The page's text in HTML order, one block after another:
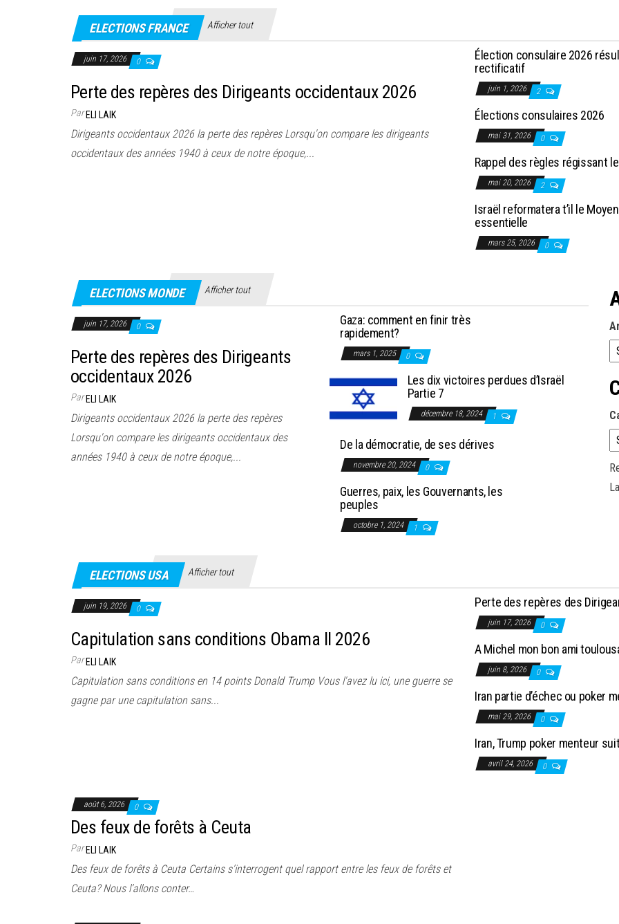
ELECTIONS FRANCE Afficher tout
juin 17, 2026 0
Perte des repères des Dirigeants occidentaux 2026
ParELI LAIK
Dirigeants occidentaux 2026 la perte des repères Lorsqu'on compare les dirigeants
occidentaux des années 1940 à ceux de notre époque,...
Élection consulaire 2026
rectificatif
juin 1, 2026 2
Élections consulaires 2026
mai 31, 2026 0
Rappel des règles régissant
mai 20, 2026 2
Israël reformatera t’il le
essentielle
mars 25, 2026 0
ELECTIONS MONDE Afficher tout
juin 17, 2026 0
Perte des repères des Dirigeants
occidentaux 2026
ParELI LAIK
Dirigeants occidentaux 2026 la perte des repères
Lorsqu'on compare les dirigeants occidentaux des
années 1940 à ceux de notre époque,...
Gaza: comment en finir très
rapidement?
mars 1, 2025 0
Les dix victoires perdues d’Israël
Partie 7
décembre 18, 2024 1
De la démocratie, de ses dérives
novembre 20, 2024 0
Guerres, paix, les Gouvernants, les
peuples
octobre 1, 2024 1
ELECTIONS USA Afficher tout
juin 19, 2026 0
Capitulation sans conditions Obama II 2026
ParELI LAIK
Capitulation sans conditions en 14 points Donald Trump Vous l'avez lu ici, une guerre se
gagne par une capitulation sans...
Perte des repères des
juin 17, 2026 0
A Michel mon bon ami
juin 8, 2026 0
Iran partie d’échec ou poker
mai 29, 2026 0
Iran, Trump poker menteur
avril 24, 2026 0
août 6, 2026 0
Des feux de forêts à Ceuta
ParELI LAIK
Des feux de forêts à Ceuta Certains s’interrogent quel rapport entre les feux de forêts et
Ceuta? Nous l’allons conter…